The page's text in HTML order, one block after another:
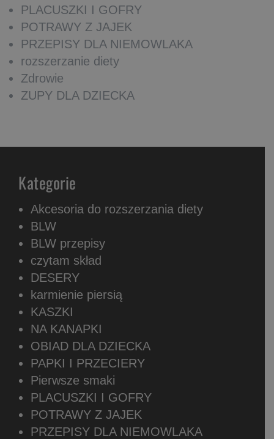
PLACUSZKI I GOFRY
POTRAWY Z JAJEK
PRZEPISY DLA NIEMOWLAKA
rozszerzanie diety
Zdrowie
ZUPY DLA DZIECKA
Kategorie
Akcesoria do rozszerzania diety
BLW
BLW przepisy
czytam skład
DESERY
karmienie piersią
KASZKI
NA KANAPKI
OBIAD DLA DZIECKA
PAPKI I PRZECIERY
Pierwsze smaki
PLACUSZKI I GOFRY
POTRAWY Z JAJEK
PRZEPISY DLA NIEMOWLAKA